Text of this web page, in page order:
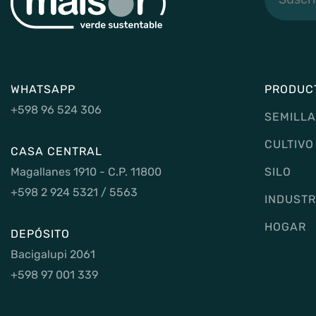
WHATSAPP
+598 96 524 306
CASA CENTRAL
Magallanes 1910 - C.P. 11800
+598 2 924 5321 / 5563
DEPÓSITO
Bacigalupi 2061
+598 97 001 339
SEMILLA
CULTIVO
SILO
HOGAR